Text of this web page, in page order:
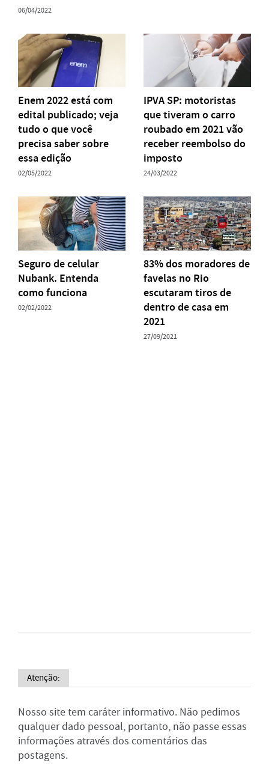
06/04/2022
Enem 2022 está com
edital publicado; veja
tudo o que você
precisa saber sobre
essa edição
02/05/2022
IPVA SP: motoristas
que tiveram o carro
roubado em 2021 vão
receber reembolso do
imposto
24/03/2022
Seguro de celular
Nubank. Entenda
como funciona
02/02/2022
83% dos moradores de
favelas no Rio
escutaram tiros de
dentro de casa em
2021
27/09/2021
Atenção:
Nosso site tem caráter informativo. Não pedimos
qualquer dado pessoal, portanto, não passe essas
informações através dos comentários das
postagens.